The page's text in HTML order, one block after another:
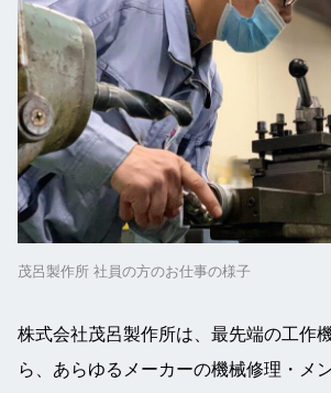
茂呂製作所 社員の方のお仕事の様子
株式会社茂呂製作所は、最先端の工作
ら、あらゆるメーカーの機械修理・メ